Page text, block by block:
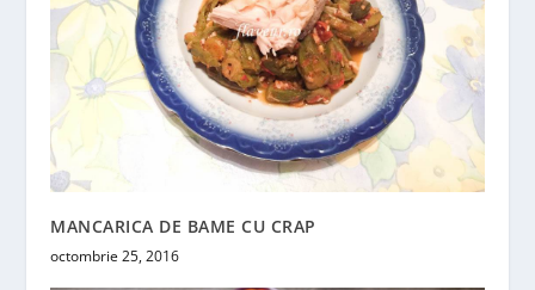
MANCARICA DE BAME CU CRAP
octombrie 25, 2016